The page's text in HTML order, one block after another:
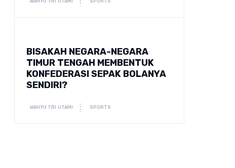
WAHYU TRI UTAMI SPORTS
BISAKAH NEGARA-NEGARA
TIMUR TENGAH MEMBENTUK
KONFEDERASI SEPAK BOLANYA
SENDIRI?
WAHYU TRI UTAMI SPORTS